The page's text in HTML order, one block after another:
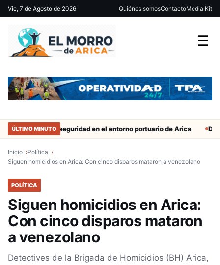
Vie, 7 de Agosto de 2026 Quiénes somosContactoMedia Kit
☰
ÚLTIMO MINUTO
seguridad en el entorno portuario de Arica Duro
Inicio
Política
Siguen homicidios en Arica: Con cinco disparos mataron a venezolano
POLÍTICA
Siguen homicidios en Arica:
Con cinco disparos mataron
a venezolano
Detectives de la Brigada de Homicidios (BH) Arica,